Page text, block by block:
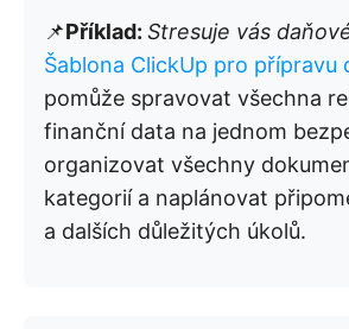
📌Příklad: Stresuje vás
Šablona ClickUp pro přípravu
pomůže spravovat všechna
finanční data na jednom
organizovat všechny
kategorií a naplánovat
a dalších důležitých úkolů.